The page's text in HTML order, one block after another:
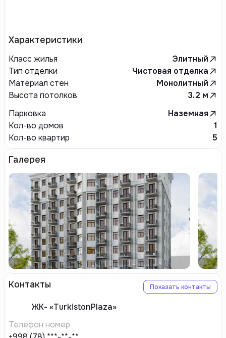
Характеристики
Класс жилья
Элитный
Тип отделки
Чистовая отделка
Материал стен
Монолитный
Высота потолков
3.2 м
Парковка
Наземная
Кол-во домов
1
Кол-во квартир
5
Галерея
Контакты Показать контакты
ЖК- «TurkistonPlaza»
Телефон номер